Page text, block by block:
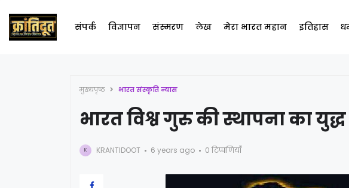
संपर्क विज्ञापन संस्मरण लेख मेरा भारत महान इतिहास
मुख्यपृष्ठ भारत संस्कृति न्यास
भारत विश्व गुरु की स्थापना का
K KRANTIDOOT 6 years ago 0 टिप्पणियाँ